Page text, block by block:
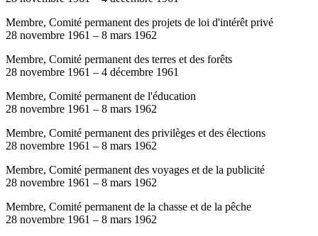
Membre, Comité permanent des projets de loi d'intérêt privé
28 novembre 1961 – 8 mars 1962
Membre, Comité permanent des terres et des forêts
28 novembre 1961 – 4 décembre 1961
Membre, Comité permanent de l'éducation
28 novembre 1961 – 8 mars 1962
Membre, Comité permanent des privilèges et des élections
28 novembre 1961 – 8 mars 1962
Membre, Comité permanent des voyages et de la publicité
28 novembre 1961 – 8 mars 1962
Membre, Comité permanent de la chasse et de la pêche
28 novembre 1961 – 8 mars 1962